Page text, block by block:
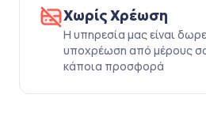
Χωρίς Χρέωση
Η υπηρεσία μας είναι
υποχρέωση από μέρους
κάποια προσφορά